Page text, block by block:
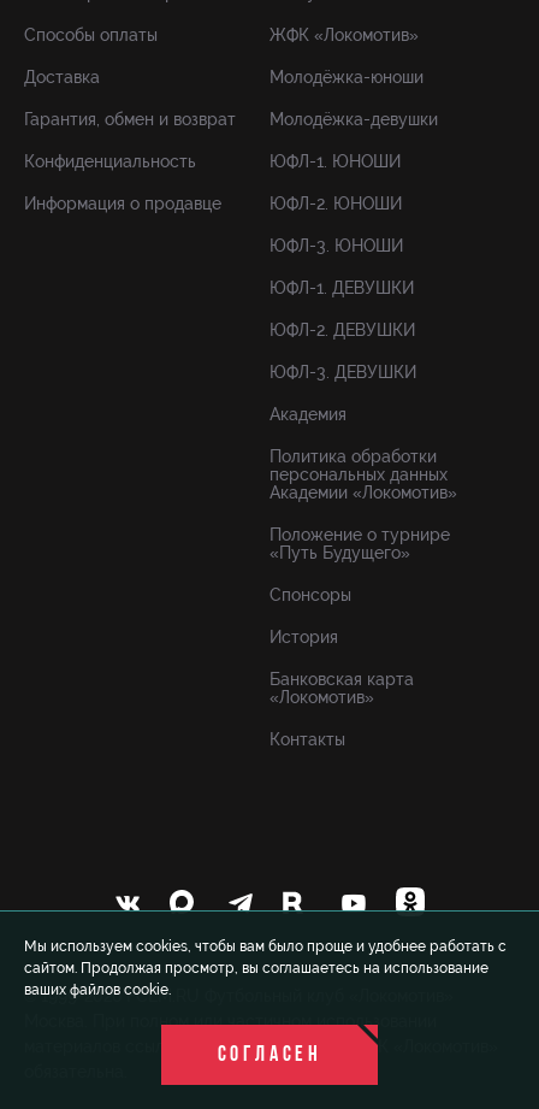
Мы используем cookies, чтобы вам было проще и удобнее работать с
сайтом. Продолжая просмотр, вы соглашаетесь на использование
ваших файлов cookie.
СОГЛАСЕН
Способы оплаты
Доставка
Гарантия, обмен и возврат
Конфиденциальность
Информация о продавце
ЖФК «Локомотив»
Молодёжка-юноши
Молодёжка-девушки
ЮФЛ-1. ЮНОШИ
ЮФЛ-2. ЮНОШИ
ЮФЛ-3. ЮНОШИ
ЮФЛ-1. ДЕВУШКИ
ЮФЛ-2. ДЕВУШКИ
ЮФЛ-3. ДЕВУШКИ
Академия
Политика обработки
персональных данных
Академии «Локомотив»
Положение о турнире
«Путь Будущего»
Спонсоры
История
Банковская карта
«Локомотив»
Контакты
© 1999-2026 FCLM.RU Футбольный клуб «Локомотив»
Москва. При полном или частичном использовании
материалов ссылка на официальный сайт ФК «Локомотив»